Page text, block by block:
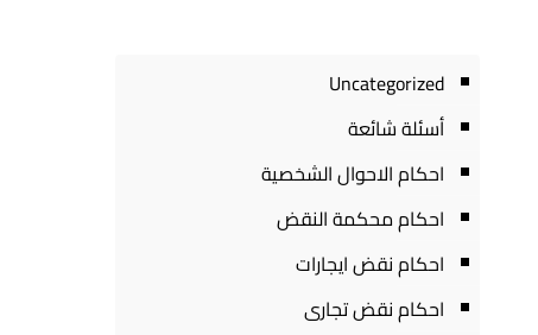
Uncategorized
أسئلة شائعة
احكام الاحوال الشخصية
احكام محكمة النقض
احكام نقض ايجارات
احكام نقض تجارى